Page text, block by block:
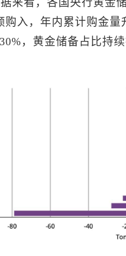
来看，各国央行黄金
购入，年内累计购金
，黄金储备占比持